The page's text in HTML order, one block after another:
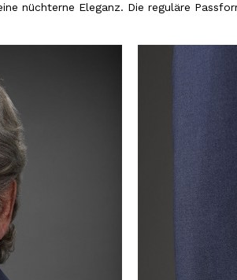
nüchterne Eleganz. Die reguläre